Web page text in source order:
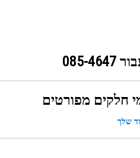
085-4647
חלקים מפורטים
שלך